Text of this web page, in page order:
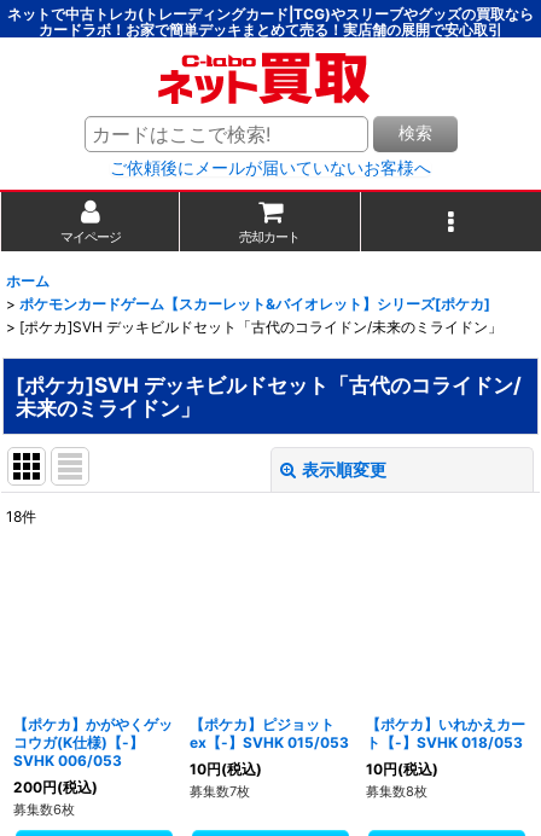
ネットで中古トレカ(トレーディングカード|TCG)やスリーブやグッズの買取なら
カードラボ！お家で簡単デッキまとめて売る！実店舗の展開で安心取引
検索
ご依頼後にメールが届いていないお客様へ
マイページ 売却カート
ホーム
> ポケモンカードゲーム【スカーレット&バイオレット】シリーズ[ポケカ]
> [ポケカ]SVH デッキビルドセット「古代のコライドン/未来のミライドン」
[ポケカ]SVH デッキビルドセット「古代のコライドン/
未来のミライドン」
表示順変更
18件
【ポケカ】かがやくゲッ
コウガ(K仕様)【-】
SVHK 006/053
200円(税込)
募集数6枚
【ポケカ】ピジョット
ex【-】SVHK 015/053
10円(税込)
募集数7枚
【ポケカ】いれかえカー
ト【-】SVHK 018/053
10円(税込)
募集数8枚